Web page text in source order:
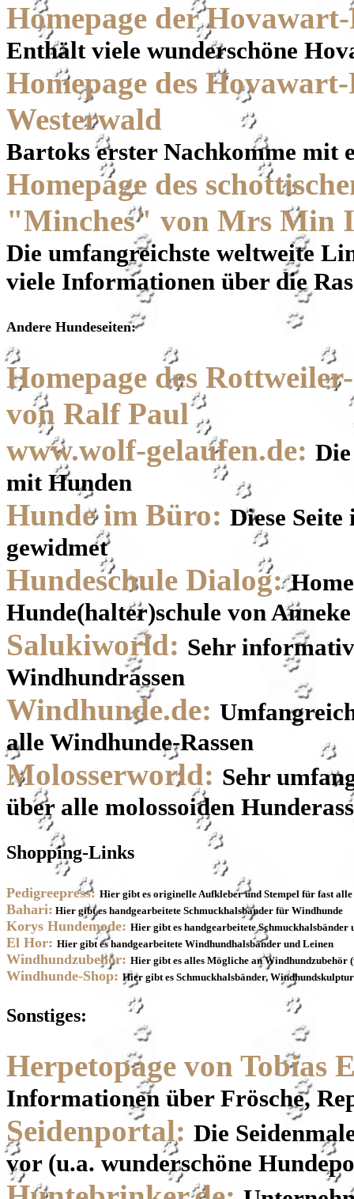
Homepage der
Enthält viele wunderschöne
Homepage des
Westerwald
Bartoks erster Nachkomme mit
Homepage des
"Minches" von Mrs Min
Die umfangreichste weltweite
viele Informationen über die
Andere Hundeseiten:
Homepage des
von Ralf Paul
www.wolf-gelaufen.de:
mit Hunden
Hunde im Büro: Diese
gewidmet
Hundeschule Dialog:
Hunde(halter)schule von
Salukiworld: Sehr
Windhundrassen
Windhunde.de:
alle Windhunde-Rassen
Molosserworld: Sehr
über alle molossoiden
Shopping-Links
Pedigreepress: Hier gibt es originelle Aufkleber und Stempel für fast alle
Bahari: Hier gibt es handgearbeitete Schmuckhalsbänder für Windhunde
Korys Hundemode: Hier gibt es handgearbeitete
El Hor: Hier gibt es handgearbeitete Windhundhalsbänder und Leinen
Windhundzubehör: Hier gibt es alles Mögliche an Windhundzubehör
Windhunde-Shop: Hier gibt es Schmuckhalsbänder,
Sonstiges:
Herpetopage von Tobias
Informationen über Frösche,
Seidenportal: Die
vor (u.a. wunderschöne